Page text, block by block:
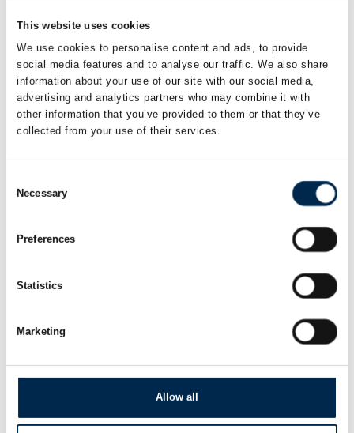
This website uses cookies
We use cookies to personalise content and ads, to provide
social media features and to analyse our traffic. We also share
information about your use of our site with our social media,
advertising and analytics partners who may combine it with
other information that you’ve provided to them or that they’ve
collected from your use of their services.
Selection
Necessary
Preferences
Statistics
Marketing
Allow all